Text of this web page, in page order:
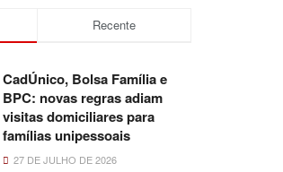
Recente
CadÚnico, Bolsa Família e
BPC: novas regras adiam
visitas domiciliares para
famílias unipessoais
27 DE JULHO DE 2026